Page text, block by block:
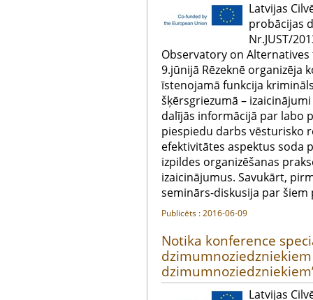
Latvijas
probācijas
Nr.JUST/
Observatory on
9.jūnijā Rēzeknē organizēja
īstenojamā funkcija
šķērsgriezumā –
dalījās informācijā par labo
piespiedu darbs vēsturisko
efektivitātes aspektus soda
izpildes organizēšanas
izaicinājumus. Savukārt,
seminārs-diskusija par
Publicēts : 2016-06-09
Notika konference
Latvijas